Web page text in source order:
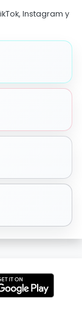
Instagram y